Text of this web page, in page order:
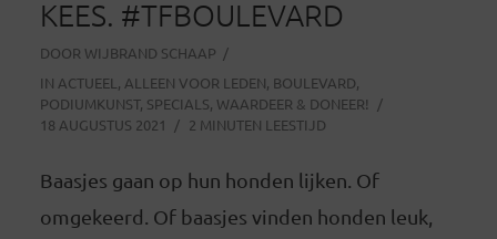
KEES. #TFBOULEVARD
DOOR WIJBRAND SCHAAP
IN ACTUEEL , ALLEEN VOOR LEDEN, BOULEVARD,
PODIUMKUNST, SPECIALS, WAARDEER & DONEER!
18 AUGUSTUS 2021
2 MINUTEN LEESTIJD
Baasjes gaan op hun honden lijken. Of
omgekeerd. Of baasjes vinden honden leuk,